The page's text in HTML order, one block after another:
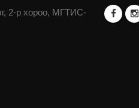
2-р хороо, МГТИС-